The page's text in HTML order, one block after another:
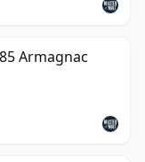
Armagnac